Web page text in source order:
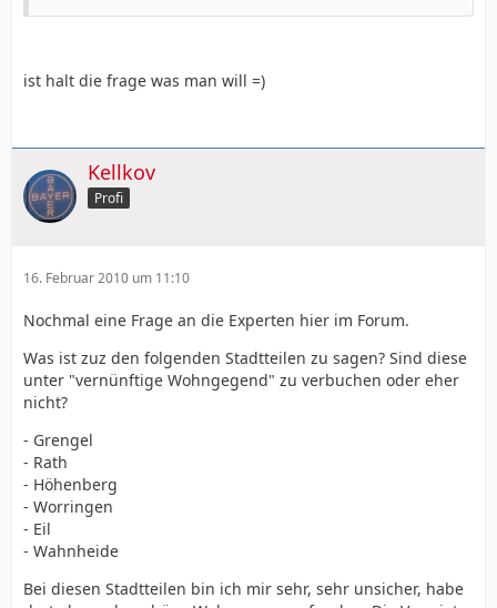
ist halt die frage was man will =)
Kellkov
Profi
16. Februar 2010 um 11:10
Nochmal eine Frage an die Experten hier im Forum.
Was ist zuz den folgenden Stadtteilen zu sagen? Sind diese
unter "vernünftige Wohngegend" zu verbuchen oder eher
nicht?
- Grengel
- Rath
- Höhenberg
- Worringen
- Eil
- Wahnheide
Bei diesen Stadtteilen bin ich mir sehr, sehr unsicher, habe